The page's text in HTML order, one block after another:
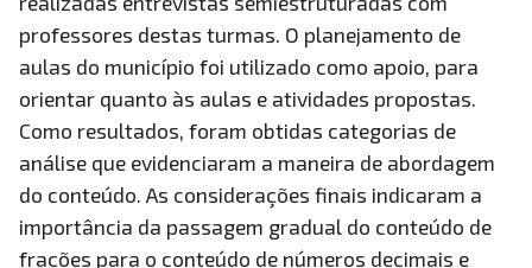
professores destas turmas. O planejamento de
aulas do município foi utilizado como apoio, para
orientar quanto às aulas e atividades propostas.
Como resultados, foram obtidas categorias de
análise que evidenciaram a maneira de abordagem
do conteúdo. As considerações finais indicaram a
importância da passagem gradual do conteúdo de
frações para o conteúdo de números decimais e